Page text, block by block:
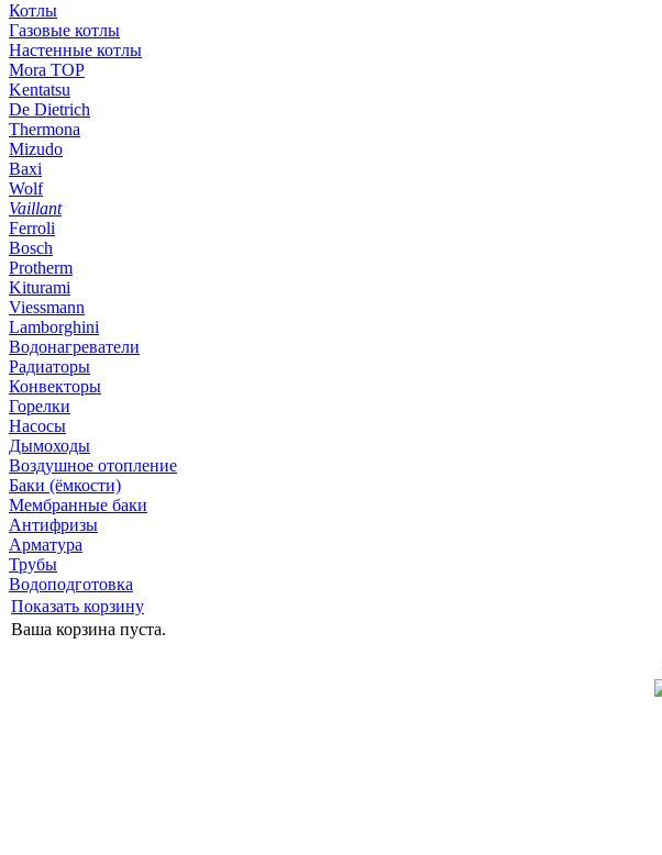
Котлы
Газовые котлы
Настенные котлы
Mora TOP
Kentatsu
De Dietrich
Thermona
Mizudo
Baxi
Wolf
Vaillant
Ferroli
Bosch
Protherm
Kiturami
Viessmann
Lamborghini
Водонагреватели
Радиаторы
Конвекторы
Горелки
Насосы
Дымоходы
Воздушное отопление
Баки (ёмкости)
Мембранные баки
Антифризы
Арматура
Трубы
Водоподготовка
Показать корзину
Ваша корзина пуста.